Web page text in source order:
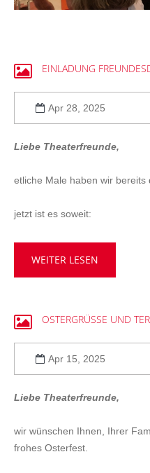
EINLADUNG
Apr 28, 2025
Liebe Theaterfreunde,
etliche Male haben wir bereits
jetzt ist es soweit:
WEITER LESEN
OSTERGRÜSSE UND
Apr 15, 2025
Liebe Theaterfreunde,
wir wünschen Ihnen, Ihrer
frohes Osterfest.